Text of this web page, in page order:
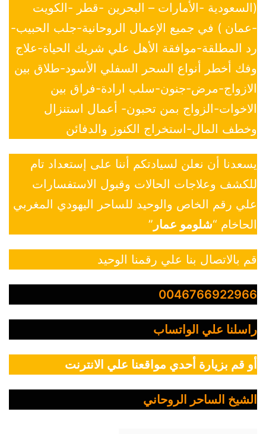
(السعودية -الأمارات – البحرين -قطر -الكويت
-عمان ) في جميع الإعمال الروحانية-جلب الحبيب-
رد المطلقة-موافقة الأهل علي شريك الحياة-علاج
وفك أخطر أنواع السحر السفلي الأسود-طلاق بين
الازواج-مرض-جنون-سلب ارادة-فراق بين
الاخوات-الزواج بمن تحبون- أعمال استنزال
وخطف المال-استخراج الكنوز والدفائن
يسعدنا أن نعلن لسيادتكم أننا على إستعداد تام
للكشف وعلاجات الحالات وقبول الاستفسارات
علي رقم الخاص والوحيد للساحر اليهودي المغربي
الحاخام “شلومو عمار ”
قم بالاتصال بنا علي رقمنا الوحيد
0046766922966
راسلنا علي الواتساب
أو قم بزيارة أحدي مواقعنا علي الانترنت
الشيخ الساحر الروحاني